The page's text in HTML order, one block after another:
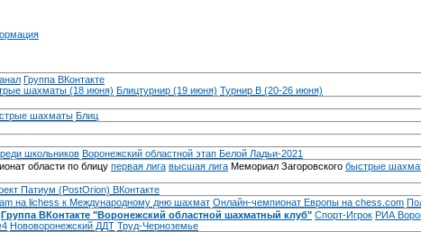
Группа ВКонтакте
шахматы (18 июня) Блицтурнир (19 июня) Турнир B (20-26 июня)
шахматы Блиц
школьников Воронежский областной этап Белой Ладьи-2021
области по блицу первая лига высшая лига Мемориал Загоровского быстрые
Патиум (PostOrion) ВКонтакте
на lichess к Международному дню шахмат Онлайн-чемпионат Европы на chess.com
Группа ВКонтакте "Воронежский областной шахматный клуб" Спорт-Игрок РИА
Нововоронежский ДДТ Труд-Черноземье